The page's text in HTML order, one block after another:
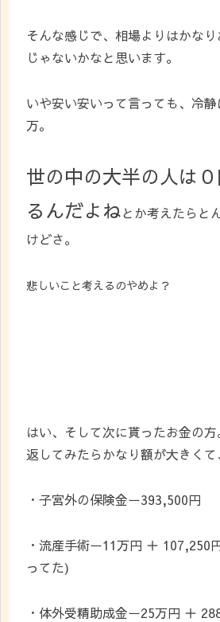
そんな感じで、相場よりはかな
じゃないかなと思います。
いや安い安いって言っても、冷
万。
世の中の大半の人は
るんだよねとか考えたらと
けどさ。
悲しいこと考えるのやめよ？
はい、そして次に貰ったお金の
返してみたらかなり額が大きくて、
・子宮外の保険金ー393,500円
・流産手術ー11万円 ＋ 107,250
ってた)
・体外受精助成金ー25万円 ＋